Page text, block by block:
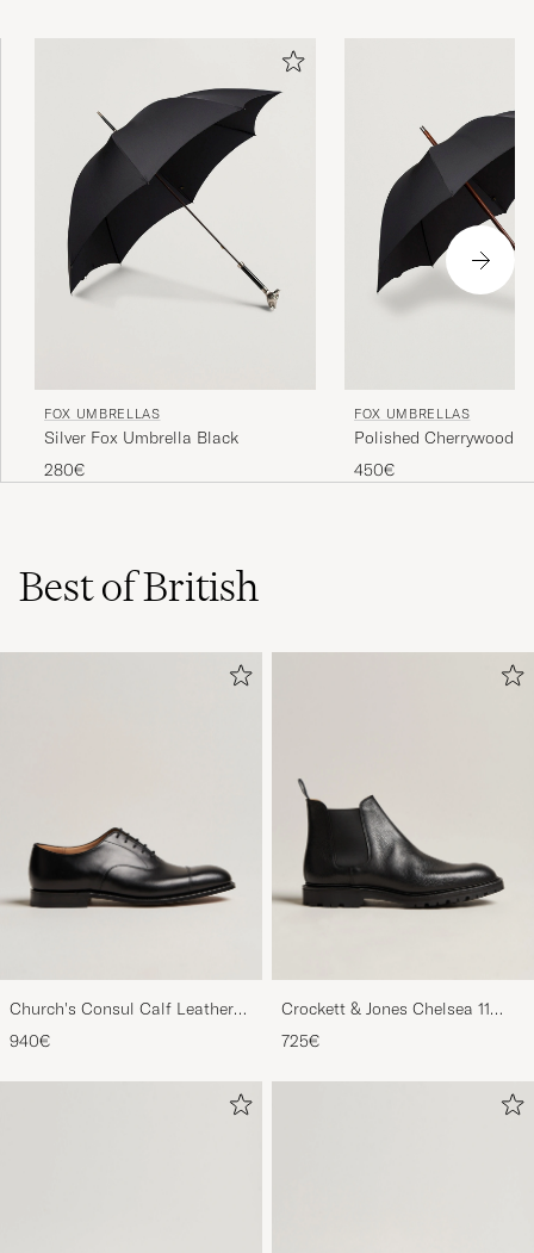
FOX UMBRELLAS
Silver Fox Umbrella Black
280€
FOX UMBRELLAS
Polished Cherrywood
Umbrella Black
450€
Best of British
Church's Consul Calf Leather
Oxford Black
940€
Crockett & Jones Chelsea 11
Black Calf Grained
725€